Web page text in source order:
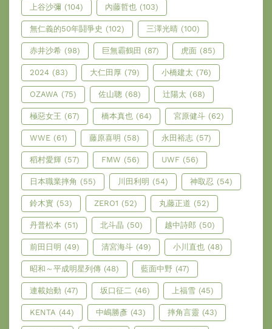
上谷沙彌 (104) 內藤哲也 (103)
無仁義的50年鬪爭史 (102) 三澤光晴 (100)
赤井沙希 (98) 巨無霸鶴田 (87) 虎面 (85)
2024 (83) 大仁田厚 (79) 小橋建太 (76)
OZAWA (75) 佐山聰 (68) 辻陽太 (68)
極惡女王 (67) 橋本真也 (64) 宮原健斗 (62)
WWE (61) 藤原喜明 (58) 永田裕志 (57)
稻村愛輝 (57) FMW (56) UWF (56)
日本職業摔角 (55) 川田利明 (54) 神取忍 (54)
鈴木實 (53) ZERO1 (52) 丸藤正道 (52)
丹普松本 (51) 北斗晶 (50) 越中詩郎 (50)
前田日明 (49) 清宮海斗 (49) 小川直也 (48)
昭和～平成明星列傳 (48) 藍面中野 (47)
連載始動 (47) 坂口征二 (46) 上福雪 (45)
KENTA (44) 中嶋勝彥 (43) 摔角言靈 (43)